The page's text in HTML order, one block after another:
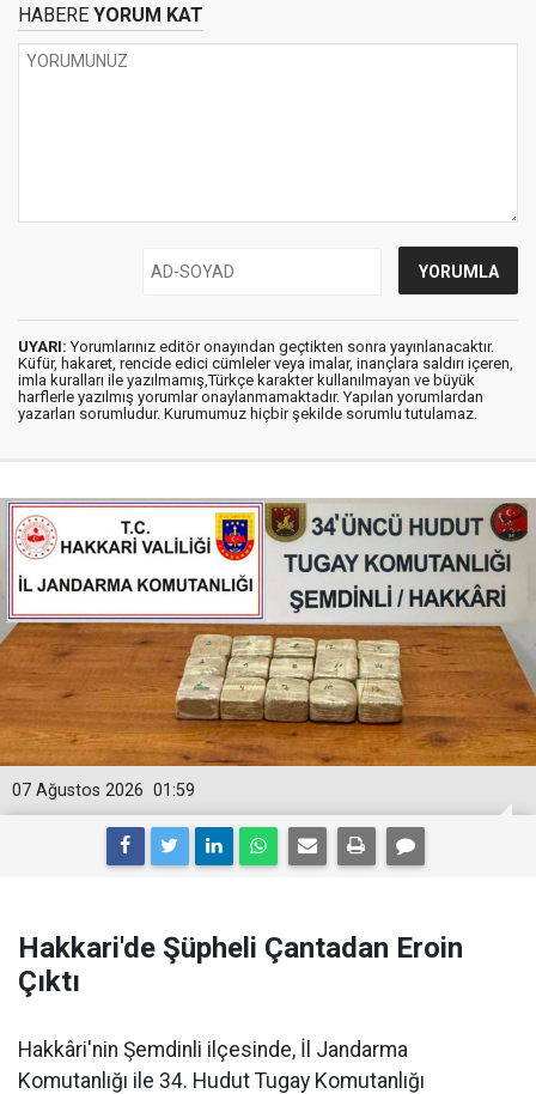
HABERE YORUM KAT
UYARI: Yorumlarınız editör onayından geçtikten sonra yayınlanacaktır.
Küfür, hakaret, rencide edici cümleler veya imalar, inançlara saldırı içeren,
imla kuralları ile yazılmamış,Türkçe karakter kullanılmayan ve büyük
harflerle yazılmış yorumlar onaylanmamaktadır. Yapılan yorumlardan
yazarları sorumludur. Kurumumuz hiçbir şekilde sorumlu tutulamaz.
01:59
07 Ağustos 2026
Hakkari'de Şüpheli Çantadan Eroin
Çıktı
Hakkâri'nin Şemdinli ilçesinde, İl Jandarma
Komutanlığı ile 34. Hudut Tugay Komutanlığı